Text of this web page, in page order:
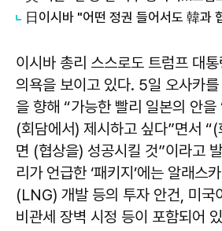
이시바 총리 스스로도 트럼프 대
의욕을 보이고 있다. 5일 오사카
을 향해 “가능한 빨리 일본의 안을
(회담에서) 제시하고 싶다”면서
면 (협상을) 성공시킬 것”이라고
리가 언급한 ‘패키지’에는 알래스
(LNG) 개발 등의 투자 안건, 미국
비관세 장벽 시정 등이 포함되어